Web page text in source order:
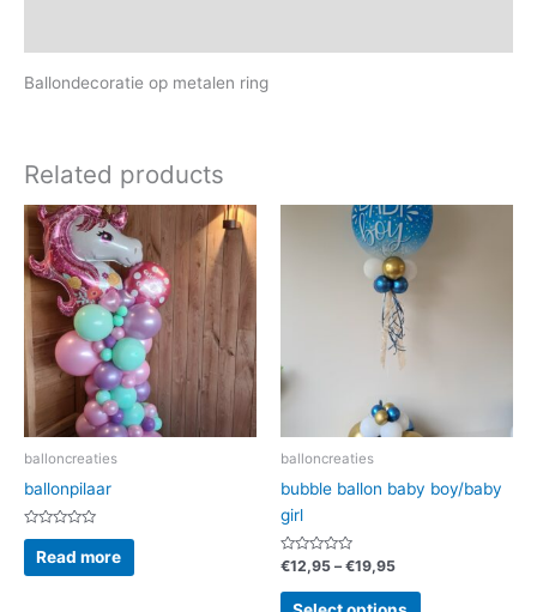
Ballondecoratie op metalen ring
Related products
balloncreaties
ballonpilaar
Rated
out
of
Read more
balloncreaties
bubble ballon baby boy/baby
girl
Rated
out
€12,95 –€19,95